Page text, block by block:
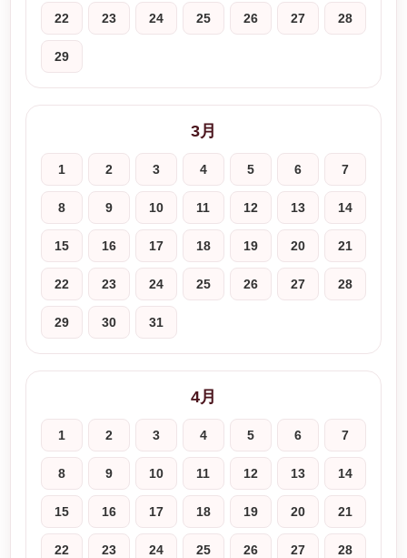
22 23 24 25 26 27 28
29
3月
1 2 3 4 5 6 7
8 9 10 11 12 13 14
15 16 17 18 19 20 21
22 23 24 25 26 27 28
29 30 31
4月
1 2 3 4 5 6 7
8 9 10 11 12 13 14
15 16 17 18 19 20 21
22 23 24 25 26 27 28